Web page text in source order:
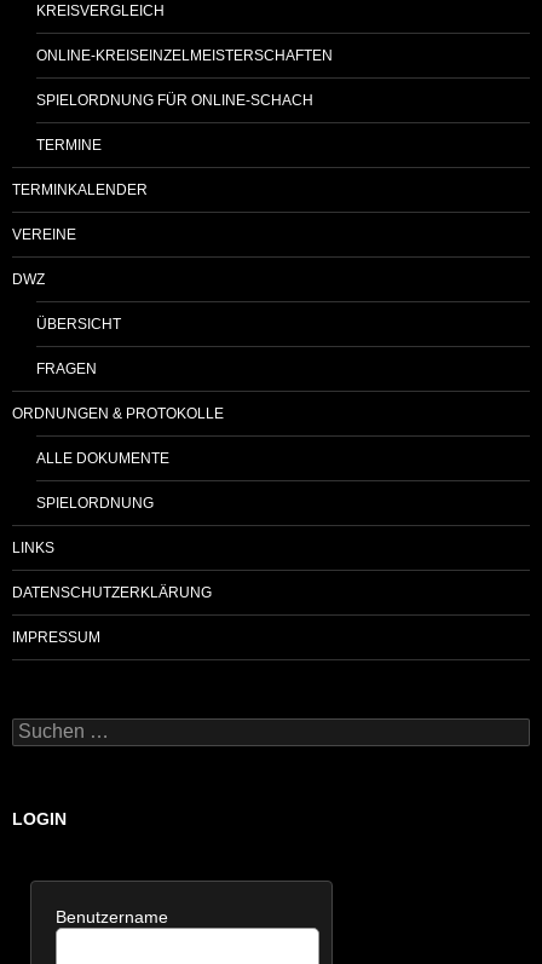
KREISVERGLEICH
ONLINE-KREISEINZELMEISTERSCHAFTEN
SPIELORDNUNG FÜR ONLINE-SCHACH
TERMINE
TERMINKALENDER
VEREINE
DWZ
ÜBERSICHT
FRAGEN
ORDNUNGEN & PROTOKOLLE
ALLE DOKUMENTE
SPIELORDNUNG
LINKS
DATENSCHUTZERKLÄRUNG
IMPRESSUM
Suchen
nach:
LOGIN
Benutzername